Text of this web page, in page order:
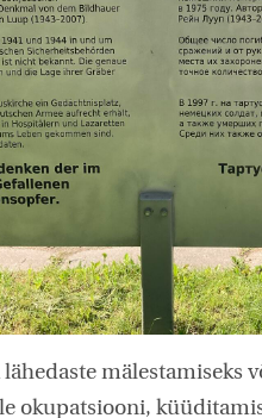
mälestamiseks
okupatsiooni,